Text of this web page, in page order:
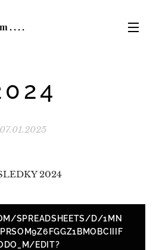
07.01.2025
2024
SPREADSHEETS/D/1MN
EDIT?